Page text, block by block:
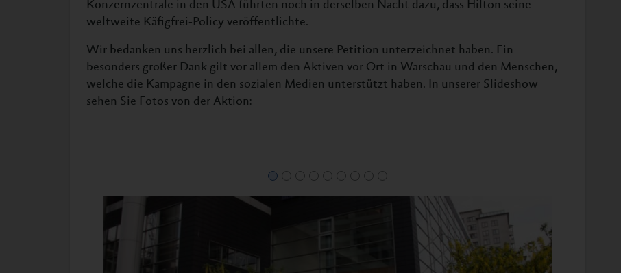
Konzernzentrale in den USA führten noch in derselben Nacht dazu, dass Hilton seine
weltweite Käfigfrei-Policy veröffentlichte.
Wir bedanken uns herzlich bei allen, die unsere Petition unterzeichnet haben. Ein
besonders großer Dank gilt vor allem den Aktiven vor Ort in Warschau und den Menschen,
welche die Kampagne in den sozialen Medien unterstützt haben. In unserer Slideshow
sehen Sie Fotos von der Aktion: